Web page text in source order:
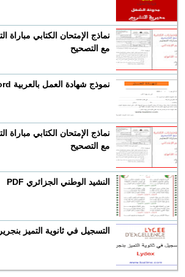
مع التصحيح
نموذج شهادة العمل بالعربية word
مع التصحيح
النشيد الوطني الجزائري PDF
التسجيل في ثانوية التميز بنجرير 2027-2026